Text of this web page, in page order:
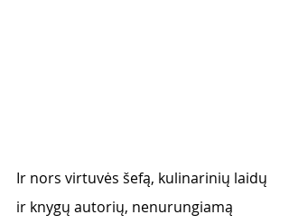
Ir nors virtuvės šefą, kulinarinių laidų
ir knygų autorių, nenurungiamą